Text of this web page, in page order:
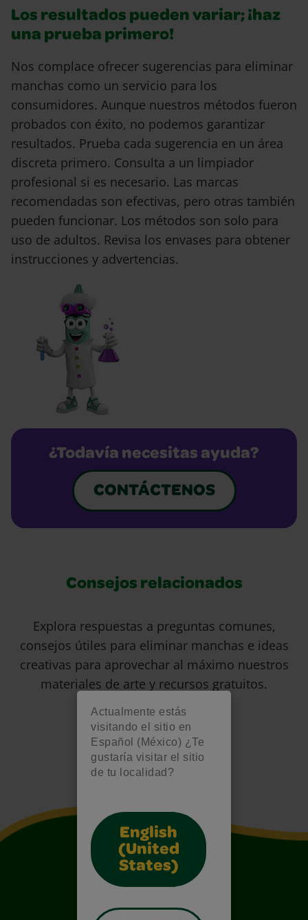
Actualmente estás
visitando el sitio en
Español (México) ¿Te
gustaría visitar el sitio
de tu localidad?
English
(United
States)
Los resultados pueden variar; ¡haz
una prueba primero!
Nos complace ofrecer sugerencias para eliminar
manchas como un servicio para los
consumidores. Aunque nuestros métodos fueron
probados con éxito, no podemos garantizar
resultados. Prueba cada sugerencia en un área
discreta primero. Consulta a un limpiador
profesional si es necesario. Las marcas
recomendadas son efectivas, pero otras también
pueden funcionar. Los métodos son solo para
uso de adultos. Revisa los envases para obtener
instrucciones y advertencias.
¿Todavía necesitas ayuda?
CONTÁCTENOS
Consejos relacionados
Explora respuestas a preguntas comunes,
consejos útiles para eliminar manchas e ideas
creativas para aprovechar al máximo nuestros
materiales de arte y recursos gratuitos.